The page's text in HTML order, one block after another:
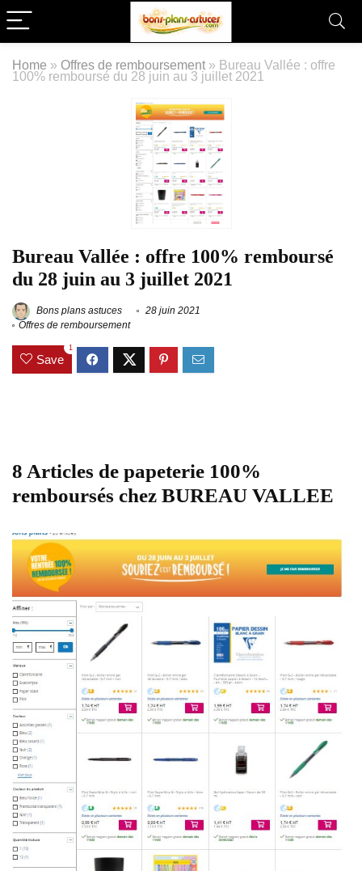
Home » Offres de remboursement » Bureau Vallée : offre
100% remboursé du 28 juin au 3 juillet 2021
Bureau Vallée : offre 100% remboursé
du 28 juin au 3 juillet 2021
Bons plans astuces
28 juin 2021
Offres de remboursement
Save
1
8 Articles de papeterie 100%
remboursés chez BUREAU VALLEE